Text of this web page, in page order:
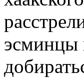
эсминцы